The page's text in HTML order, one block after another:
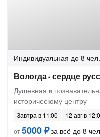
Индивидуальная до 8 чел.
Вологда - сердце
Душевная и
историческому центру
Завтра в 11:00
12 авг в
от5000 ₽за всё до 8